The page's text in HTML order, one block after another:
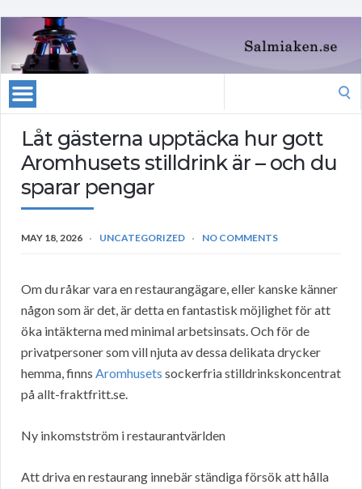
Låt gästerna upptäcka hur gott
Aromhusets stilldrink är – och du
sparar pengar
MAY 18, 2026 UNCATEGORIZED NO COMMENTS
Om du råkar vara en restaurangägare, eller kanske känner
någon som är det, är detta en fantastisk möjlighet för att
öka intäkterna med minimal arbetsinsats. Och för de
privatpersoner som vill njuta av dessa delikata drycker
hemma, finns Aromhusets sockerfria stilldrinkskoncentrat
på allt-fraktfritt.se.
Ny inkomstström i restaurantvärlden
Att driva en restaurang innebär ständiga försök att hålla